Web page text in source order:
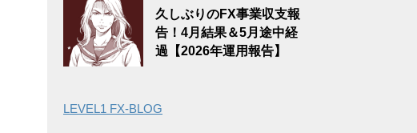
久しぶりのFX事業収支報
告！4月結果＆5月途中経
過【2026年運用報告】
LEVEL1 FX-BLOG